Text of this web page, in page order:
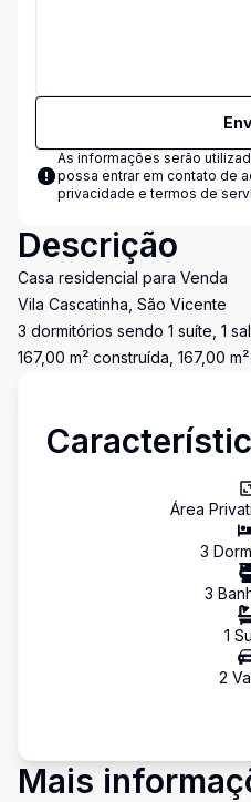
As informações serão
possa entrar em contato de
privacidade e termos de
Descrição
Casa residencial para Venda
Vila Cascatinha, São Vicente
3 dormitórios sendo 1 suíte, 1
167,00 m² construída, 167,00
Área
3
3
1
2
Mais